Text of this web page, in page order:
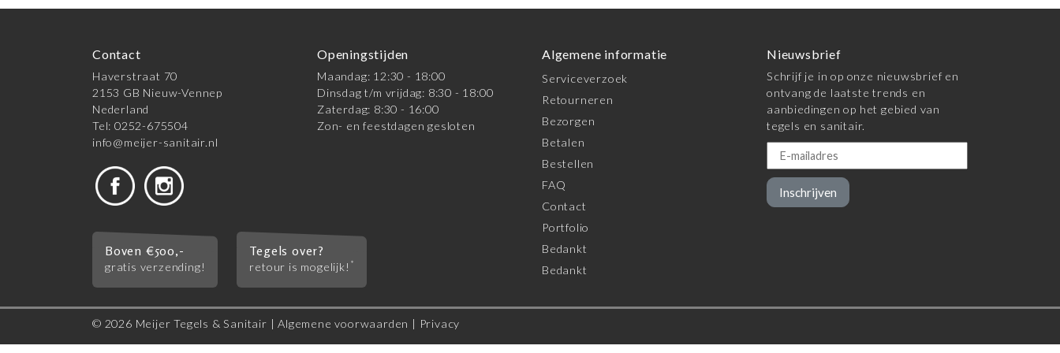
Contact
Haverstraat 70
2153 GB Nieuw-Vennep
Nederland
Tel: 0252-675504
info@meijer-sanitair.nl
Openingstijden
Maandag: 12:30 - 18:00
Dinsdag t/m vrijdag: 8:30 - 18:00
Zaterdag: 8:30 - 16:00
Zon- en feestdagen gesloten
Boven €500,-
gratis verzending!
Tegels over?
retour is mogelijk! *
Algemene informatie
Serviceverzoek
Retourneren
Bezorgen
Betalen
Bestellen
FAQ
Contact
Portfolio
Bedankt
Bedankt
Nieuwsbrief
Schrijf je in op onze nieuwsbrief en
ontvang de laatste trends en
aanbiedingen op het gebied van
tegels en sanitair.
Inschrijven
© 2026 Meijer Tegels & Sanitair |Algemene voorwaarden | Privacy